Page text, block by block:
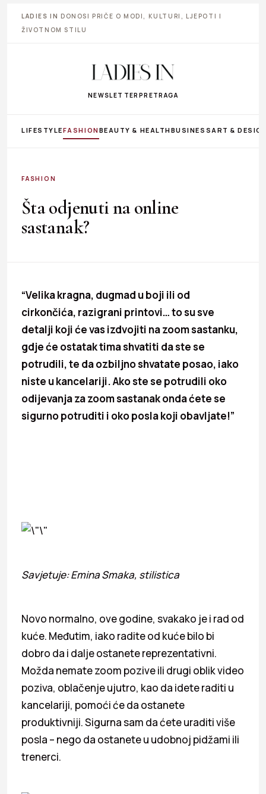
LADIES IN DONOSI PRIČE O MODI, KULTURI, LJEPOTI I
ŽIVOTNOM STILU
NEWSLETTER PRETRAGA
LIFESTYLEFASHIONBEAUTY & HEALTHBUSINESS ART &
FASHION
Šta odjenuti na online
sastanak?
“Velika kragna, dugmad u boji ili od
cirkončića, razigrani printovi… to su sve
detalji koji će vas izdvojiti na zoom sastanku,
gdje će ostatak tima shvatiti da ste se
potrudili, te da ozbiljno shvatate posao, iako
niste u kancelariji. Ako ste se potrudili oko
odijevanja za zoom sastanak onda ćete se
sigurno potruditi i oko posla koji obavljate!”
Savjetuje: Emina Smaka, stilistica
Novo normalno, ove godine, svakako je i rad od
kuće. Međutim, iako radite od kuće bilo bi
dobro da i dalje ostanete reprezentativni.
Možda nemate zoom pozive ili drugi oblik video
poziva, oblačenje ujutro, kao da idete raditi u
kancelariji, pomoći će da ostanete
produktivniji. Sigurna sam da ćete uraditi više
posla – nego da ostanete u udobnoj pidžami ili
trenerci.